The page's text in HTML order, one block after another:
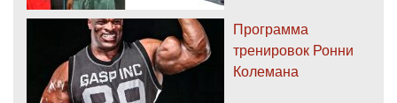
Программа
тренировок Ронни
Колемана